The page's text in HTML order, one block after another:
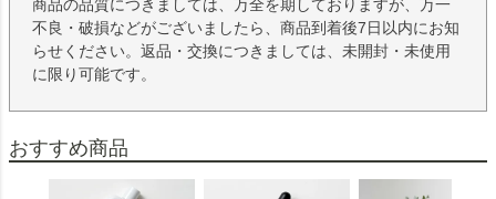
に限り可能です。
おすすめ商品